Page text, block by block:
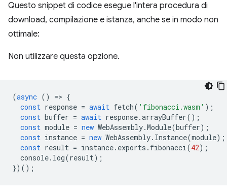
Questo snippet di codice esegue l'intera procedura di
download, compilazione e istanza, anche se in modo non
ottimale:
Non utilizzare questa opzione.
(async () => {
const response = await fetch( 'fibonacci.wasm' );
const buffer = await response.arrayBuffer();
const module = new WebAssembly.Module(buffer);
const instance = new WebAssembly. Instance(module);
const result = instance. exports . fibonacci(42);
console. log(result);
})();